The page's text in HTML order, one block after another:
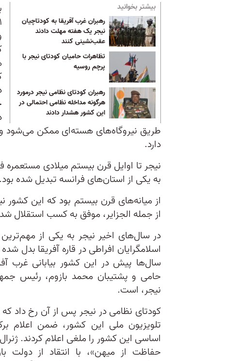
بیشتر بخوانید
رهبران غرب آفریقا به کودتاچیان
نیجر یک هفته مهلت دادند
عقب‌نشینی کنند
تظاهرات‌ حامیان کودتای نیجر با
پرچم روسیه
رهبران کودتای نظامی نیجر درمورد
هرگونه مداخله نظامی احتمالی در
این کشور هشدار دادند
طریق نیروگاه‌های هسته‌ای ممکن می‌شود و
دارد.
به یکی از استان‌های فرانسه تبدیل شده ‌بود.
از میانه‌های قرن بیستم بود که این کشور
از جمله الجزایر، موفق به کسب استقلال
در سال‌های اخیر نیجر به یکی از مهم‌ترین
سال‌‌ها پیش در این کشور بیابانی غرب
حامی و پشتیبان محمد بازوم، رئیس
نیجر، است.
کودتای نظامی در نیجر پس از آن رخ داد
تلویزیون ملی این کشور، ضمن اعلام
اساسی این کشور را ملغی اعلام کردند.
حفاظت از میهن»، با انتقاد از دولت